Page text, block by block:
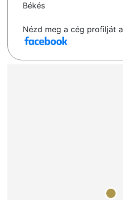
Békés
Nézd meg a cég profilját a